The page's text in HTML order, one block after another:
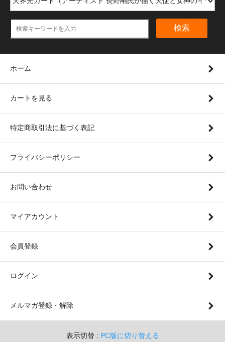
検索
ホーム
カートを見る
特定商取引法に基づく表記
プライバシーポリシー
お問い合わせ
マイアカウント
会員登録
ログイン
メルマガ登録・解除
表示切替 : PC版に切り替える